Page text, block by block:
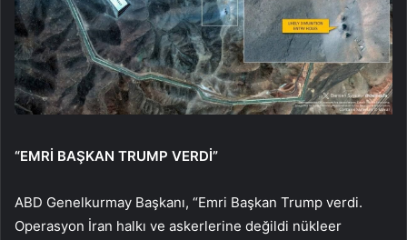
“EMRİ BAŞKAN TRUMP VERDİ”
ABD Genelkurmay Başkanı, “Emri Başkan Trump verdi.
Operasyon İran halkı ve askerlerine değildi nükleer